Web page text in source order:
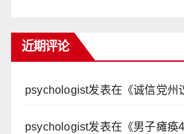
近期评论
psychologist发表在《诚信党州
psychologist发表在《男子瘫痪